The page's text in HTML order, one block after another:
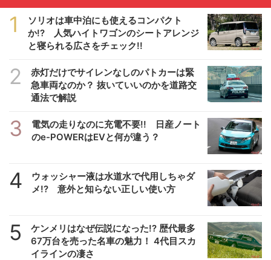
1
ソリオは車中泊にも使えるコンパクト
か!? 人気ハイトワゴンのシートアレンジ
と寝られる広さをチェック!!
2
赤灯だけでサイレンなしのパトカーは緊
急車両なのか？ 抜いていいのかを道路交
通法で解説
3
電気の走りなのに充電不要!! 日産ノート
のe-POWERはEVと何が違う？
4
ウォッシャー液は水道水で代用しちゃダ
メ!? 意外と知らない正しい使い方
5
ケンメリはなぜ伝説になった!? 歴代最多
67万台を売った名車の魅力！ 4代目スカ
イラインの凄さ